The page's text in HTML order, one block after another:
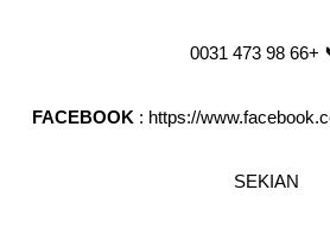
📞 +66 98
FACEBOOK : https://
SEKIAN